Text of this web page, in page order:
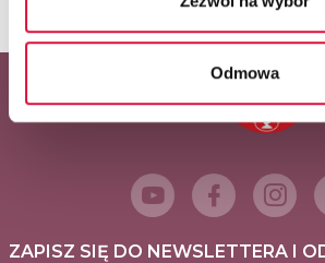
Odmowa
Główny partner serwisu
ZAPISZ SIĘ DO NEWSLETTERA I